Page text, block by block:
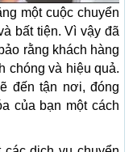
một cuộc chuyển
bất tiện. Vì vậy đã
rằng khách hàng
chóng và hiệu quả.
đến tận nơi, đóng
của bạn một cách